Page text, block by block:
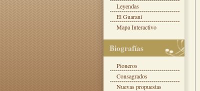
Leyendas
El Guaraní
Mapa Interactivo
Biografías
Pioneros
Consagrados
Nuevas propuestas